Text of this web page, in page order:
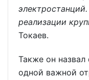
реализации
Токаев.
Также он
одной важной